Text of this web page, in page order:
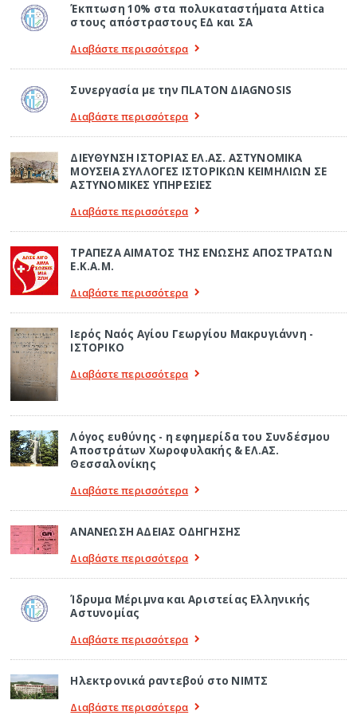
Έκπτωση 10% στα πολυκαταστήματα Attica
στους απόστραστους ΕΔ και ΣΑ
Διαβάστε περισσότερα
Συνεργασία με την ΠLATON ΔIAGNOSIS
Διαβάστε περισσότερα
ΔΙΕΥΘΥΝΣΗ ΙΣΤΟΡΙΑΣ ΕΛ.ΑΣ. ΑΣΤΥΝΟΜΙΚΑ
ΜΟΥΣΕΙΑ ΣΥΛΛΟΓΕΣ ΙΣΤΟΡΙΚΩΝ ΚΕΙΜΗΛΙΩΝ ΣΕ
ΑΣΤΥΝΟΜΙΚΕΣ ΥΠΗΡΕΣΙΕΣ
Διαβάστε περισσότερα
ΤΡΑΠΕΖΑ ΑΙΜΑΤΟΣ ΤΗΣ ΕΝΩΣΗΣ ΑΠΟΣΤΡΑΤΩΝ
Ε.Κ.Α.Μ.
Διαβάστε περισσότερα
Ιερός Ναός Αγίου Γεωργίου Μακρυγιάννη -
ΙΣΤΟΡΙΚΟ
Διαβάστε περισσότερα
Λόγος ευθύνης - η εφημερίδα του Συνδέσμου
Αποστράτων Χωροφυλακής & ΕΛ.ΑΣ.
Θεσσαλονίκης
Διαβάστε περισσότερα
ΑΝΑΝΕΩΣΗ ΑΔΕΙΑΣ ΟΔΗΓΗΣΗΣ
Διαβάστε περισσότερα
Ίδρυμα Μέριμνα και Αριστείας Ελληνικής
Αστυνομίας
Διαβάστε περισσότερα
Ηλεκτρονικά ραντεβού στο ΝΙΜΤΣ
Διαβάστε περισσότερα